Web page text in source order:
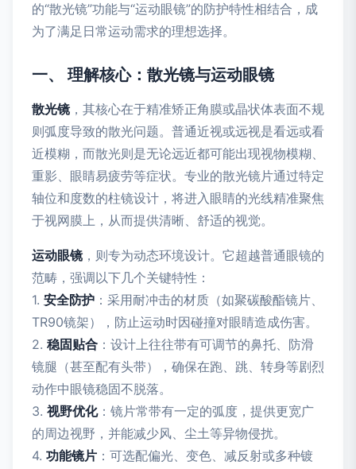
的“散光镜”功能与“运动眼镜”的防护特性相结合，成
为了满足日常运动需求的理想选择。
一、 理解核心：散光镜与运动眼镜
散光镜 ，其核心在于精准矫正角膜或晶状体表面不规
则弧度导致的散光问题。普通近视或远视是看远或看
近模糊，而散光则是无论远近都可能出现视物模糊、
重影、眼睛易疲劳等症状。专业的散光镜片通过特定
轴位和度数的柱镜设计，将进入眼睛的光线精准聚焦
于视网膜上，从而提供清晰、舒适的视觉。
运动眼镜 ，则专为动态环境设计。它超越普通眼镜的
范畴，强调以下几个关键特性：
1. 安全防护 ：采用耐冲击的材质（如聚碳酸酯镜片、
TR90镜架），防止运动时因碰撞对眼睛造成伤害。
2. 稳固贴合 ：设计上往往带有可调节的鼻托、防滑
镜腿（甚至配有头带），确保在跑、跳、转身等剧烈
动作中眼镜稳固不脱落。
3. 视野优化：镜片常带有一定的弧度，提供更宽广
的周边视野，并能减少风、尘土等异物侵扰。
4. 功能镜片 ：可选配偏光、变色、减反射或多种镀